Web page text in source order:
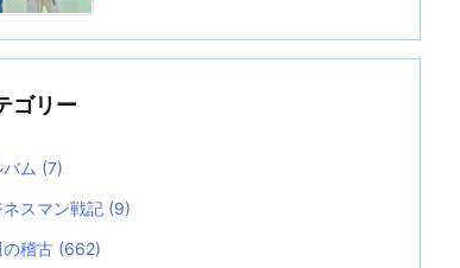
ゴリー
ム (7)
ネスマン戦記 (9)
の稽古 (662)